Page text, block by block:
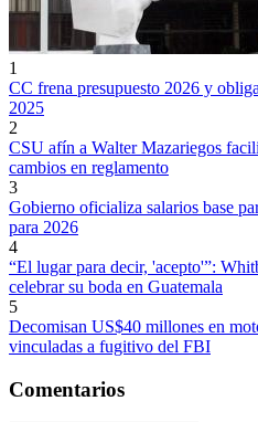
1
CC frena presupuesto 2026 y
2025
2
CSU afín a Walter Mazariegos
cambios en reglamento
3
Gobierno oficializa salarios base
para 2026
4
“El lugar para decir, 'acepto'”:
celebrar su boda en Guatemala
5
Decomisan US$40 millones en
vinculadas a fugitivo del FBI
Comentarios